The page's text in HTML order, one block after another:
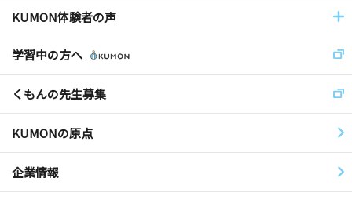
KUMON体験者の声
学習中の方へ
くもんの先生募集
KUMONの原点
企業情報